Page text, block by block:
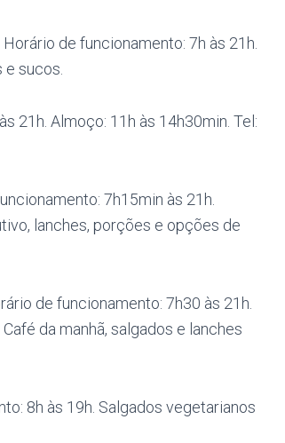
de funcionamento: 7h às 21h.
sucos.
21h. Almoço: 11h às 14h30min. Tel:
7h15min às 21h.
lanches, porções e opções de
de funcionamento: 7h30 às 21h.
da manhã, salgados e lanches
8h às 19h. Salgados vegetarianos